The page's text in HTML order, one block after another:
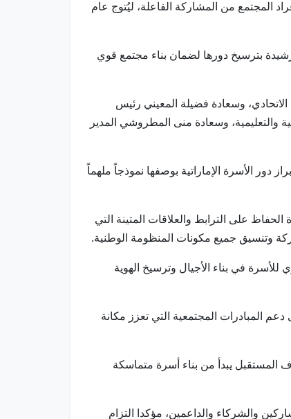
المجتمع من المشاركة الفاعلة، ليُتوج عام
بترسيخ دورها لضمان بناء مجتمع قوي
وسعادة فضيلة المعيني رئيس
والتعليمية، وسعادة منى المطروشي المدير
الأسرة الإماراتية بوصفها نموذجاً ملهماً
على الترابط والعلاقات المتينة التي
وتنسيق جميع مكونات المنظومة الوطنية.
في بناء الأجيال وترسيخ الهوية
المبادرات المجتمعية التي تعزز مكانة
المستقبل يبدأ من بناء أسرة متماسكة
والشركاء والداعمين، مؤكدا التزام